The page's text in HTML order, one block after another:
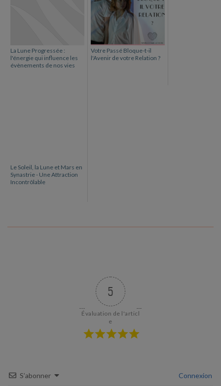
La Lune Progressée :
l'énergie qui influence les
évènements de nos vies
Votre Passé Bloque-t-il
l'Avenir de votre Relation ?
Le Soleil, la Lune et Mars en
Synastrie - Une Attraction
Incontrôlable
5
Évaluation de l'articl
e
S’abonner Connexion